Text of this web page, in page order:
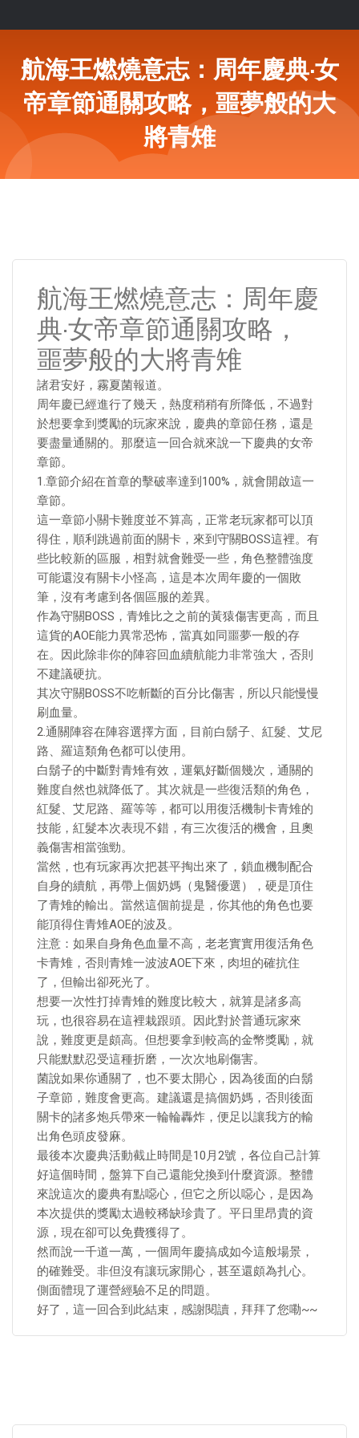
航海王燃燒意志：周年慶典·女
帝章節通關攻略，噩夢般的大
將青雉
航海王燃燒意志：周年慶
典·女帝章節通關攻略，
噩夢般的大將青雉
諸君安好，霧夏菌報道。
周年慶已經進行了幾天，熱度稍稍有所降低，不過對
於想要拿到獎勵的玩家來說，慶典的章節任務，還是
要盡量通關的。那麼這一回合就來說一下慶典的女帝
章節。
1.章節介紹在首章的擊破率達到100%，就會開啟這一
章節。
這一章節小關卡難度並不算高，正常老玩家都可以頂
得住，順利跳過前面的關卡，來到守關BOSS這裡。有
些比較新的區服，相對就會難受一些，角色整體強度
可能還沒有關卡小怪高，這是本次周年慶的一個敗
筆，沒有考慮到各個區服的差異。
作為守關BOSS，青雉比之之前的黃猿傷害更高，而且
這貨的AOE能力異常恐怖，當真如同噩夢一般的存
在。因此除非你的陣容回血續航能力非常強大，否則
不建議硬抗。
其次守關BOSS不吃斬斷的百分比傷害，所以只能慢慢
刷血量。
2.通關陣容在陣容選擇方面，目前白鬍子、紅髮、艾尼
路、羅這類角色都可以使用。
白鬍子的中斷對青雉有效，運氣好斷個幾次，通關的
難度自然也就降低了。其次就是一些復活類的角色，
紅髮、艾尼路、羅等等，都可以用復活機制卡青雉的
技能，紅髮本次表現不錯，有三次復活的機會，且奧
義傷害相當強勁。
當然，也有玩家再次把甚平掏出來了，鎖血機制配合
自身的續航，再帶上個奶媽（鬼醫優選），硬是頂住
了青雉的輸出。當然這個前提是，你其他的角色也要
能頂得住青雉AOE的波及。
注意：如果自身角色血量不高，老老實實用復活角色
卡青雉，否則青雉一波波AOE下來，肉坦的確抗住
了，但輸出卻死光了。
想要一次性打掉青雉的難度比較大，就算是諸多高
玩，也很容易在這裡栽跟頭。因此對於普通玩家來
說，難度更是頗高。但想要拿到較高的金幣獎勵，就
只能默默忍受這種折磨，一次次地刷傷害。
菌說如果你通關了，也不要太開心，因為後面的白鬍
子章節，難度會更高。建議還是搞個奶媽，否則後面
關卡的諸多炮兵帶來一輪輪轟炸，便足以讓我方的輸
出角色頭皮發麻。
最後本次慶典活動截止時間是10月2號，各位自己計算
好這個時間，盤算下自己還能兌換到什麼資源。整體
來說這次的慶典有點噁心，但它之所以噁心，是因為
本次提供的獎勵太過較稀缺珍貴了。平日里昂貴的資
源，現在卻可以免費獲得了。
然而說一千道一萬，一個周年慶搞成如今這般場景，
的確難受。非但沒有讓玩家開心，甚至還頗為扎心。
側面體現了運營經驗不足的問題。
好了，這一回合到此結束，感謝閱讀，拜拜了您嘞~~